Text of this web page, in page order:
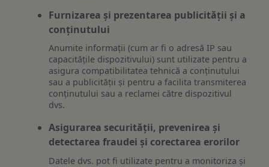
Furnizarea și prezentarea publicității și a
conținutului
Anumite informații (cum ar fi o adresă IP sau
capacitățile dispozitivului) sunt utilizate pentru a
asigura compatibilitatea tehnică a conținutului
sau a publicității și pentru a facilita transmiterea
conținutului sau a reclamei către dispozitivul
dvs.
Asigurarea securității, prevenirea și
detectarea fraudei și corectarea erorilor
Datele dvs. pot fi utilizate pentru a monitoriza și